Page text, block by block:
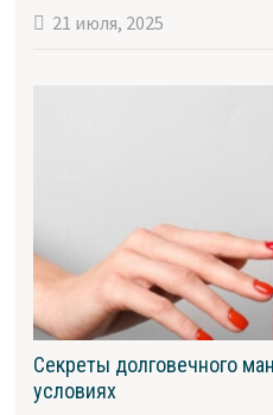
21 июля, 2025
Секреты долговечного
условиях